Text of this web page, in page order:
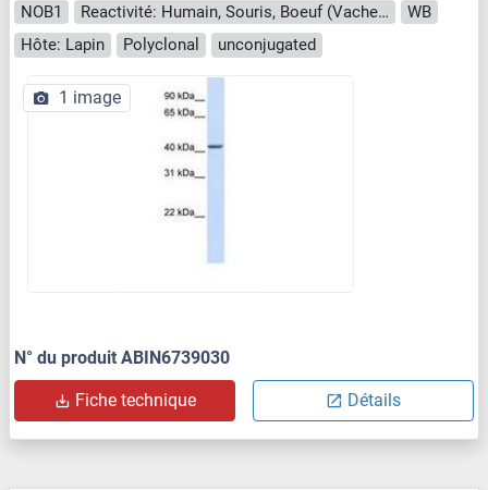
NOB1 Reactivité: Humain, Souris, Boeuf (Vache), Chien, Cheval, Lapin, Porc, Hamster
WB
Hôte: Lapin
Polyclonal unconjugated
1 image
N° du produit ABIN6739030
Fiche technique Détails